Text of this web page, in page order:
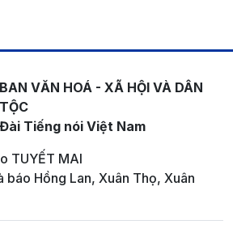
BAN VĂN HOÁ - XÃ HỘI VÀ DÂN
TỘC
Đài Tiếng nói Việt Nam
TUYẾT MAI
báo Hồng Lan, Xuân Thọ, Xuân